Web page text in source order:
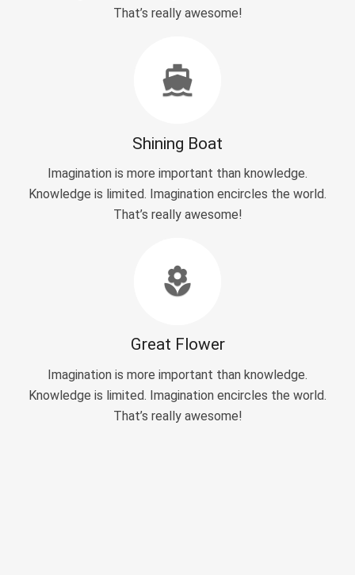
That’s really awesome!
directions_ferry
Shining Boat
Imagination is more important than knowledge.
Knowledge is limited. Imagination encircles the world.
That’s really awesome!
local_florist
Great Flower
Imagination is more important than knowledge.
Knowledge is limited. Imagination encircles the world.
That’s really awesome!